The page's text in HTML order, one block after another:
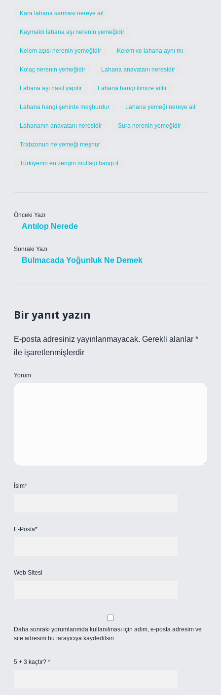
Kara lahana sarması nereye ait
Kaymaklı lahana aşı nerenin yemeğidir
Kelem aşısı nerenin yemeğidir Kelem ve lahana aynı mı
Kolaç nerenin yemeğidir Lahana anavatanı neresidir
Lahana aşı nasıl yapılır Lahana hangi ilimize aittir
Lahana hangi şehirde meşhurdur Lahana yemeği nereye ait
Lahananın anavatanı neresidir Sura nerenin yemeğidir
Trabzonun ne yemeği meşhur
Türkiyenin en zengin mutfagi hangi il
Önceki Yazı
Antılop Nerede
Sonraki Yazı
Bulmacada Yoğunluk Ne Demek
Bir yanıt yazın
E-posta adresiniz yayınlanmayacak. Gerekli alanlar *
ile işaretlenmişlerdir
Yorum
İsim*
E-Posta*
Web Sitesi
Daha sonraki yorumlarımda kullanılması için adım, e-posta adresim ve
site adresim bu tarayıcıya kaydedilsin.
5 + 3 kaçtır? *